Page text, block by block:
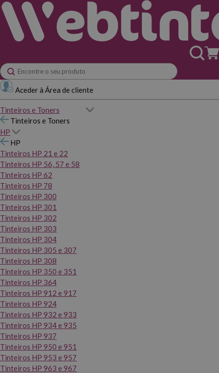
Aceder à Área de cliente
Tinteiros e Toners
Tinteiros e Toners
HP
HP
Tinteiros HP 21 e 22
Tinteiros HP 56, 57 e 58
Tinteiros HP 62
Tinteiros HP 78
Tinteiros HP 300
Tinteiros HP 301
Tinteiros HP 302
Tinteiros HP 303
Tinteiros HP 304
Tinteiros HP 305 e 307
Tinteiros HP 308
Tinteiros HP 350 e 351
Tinteiros HP 364
Tinteiros HP 912 e 917
Tinteiros HP 924
Tinteiros HP 932 e 933
Tinteiros HP 934 e 935
Tinteiros HP 937
Tinteiros HP 950 e 951
Tinteiros HP 953 e 957
Tinteiros HP 963 e 967